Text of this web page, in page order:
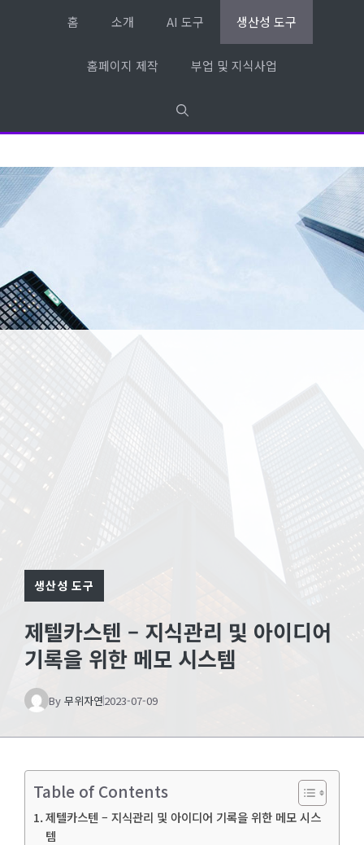
기
홈 소개 AI 도구 생산성 도구
홈페이지 제작 부업 및 지식사업
생산성 도구
제텔카스텐 – 지식관리 및 아이디어
기록을 위한 메모 시스템
By 무위자연2023-07-09
Table of Contents
제텔카스텐 – 지식관리 및 아이디어 기록을 위한 메모 시스
템